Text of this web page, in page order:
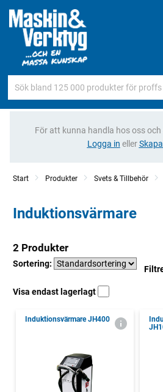
För att kunna handla hos oss och
Logga in eller
Start Produkter Svets & Tillbehör
Induktionsvärmare
2 Produkter
Sortering:
Visa endast lagerlagt
Induktionsvärmare JH400